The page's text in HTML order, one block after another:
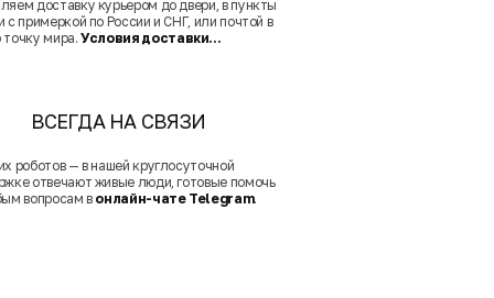
доставку курьером до двери, в пункты
с примеркой по России и СНГ, или почтой в
мира.Условия доставки...
ВСЕГДА НА СВЯЗИ
роботов — в нашей круглосуточной
отвечают живые люди, готовые помочь
вопросам в онлайн-чате Telegram.